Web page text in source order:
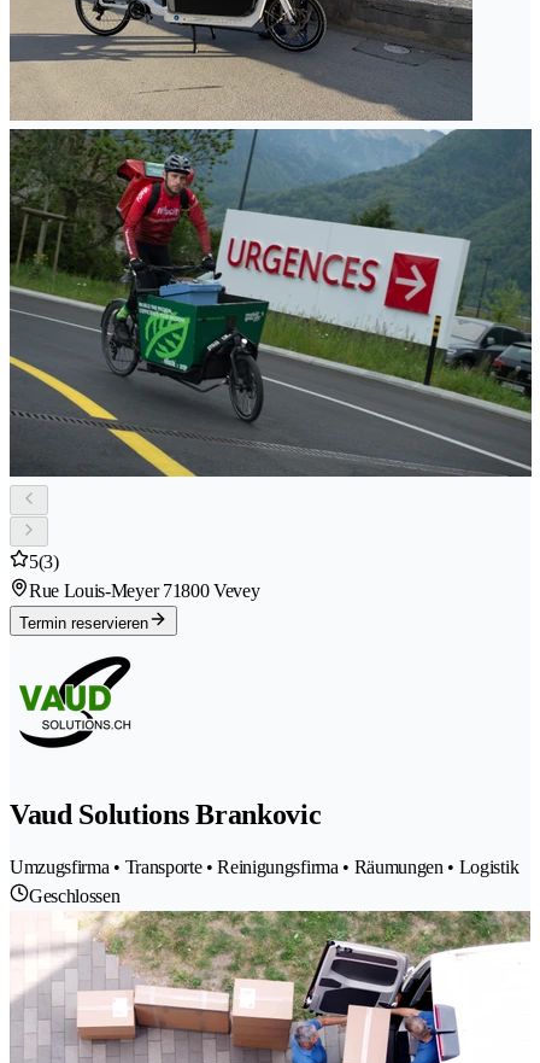
5(3)
Rue Louis-Meyer 71800 Vevey
Termin reservieren
Vaud Solutions Brankovic
Umzugsfirma • Transporte • Reinigungsfirma • Räumungen • Logistik
Geschlossen